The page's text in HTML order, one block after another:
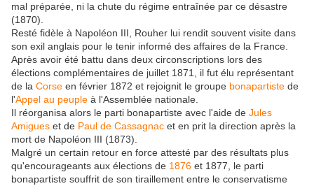
mal préparée, ni la chute du régime entraînée par ce désastre
(1870).
Resté fidèle à Napoléon III, Rouher lui rendit souvent visite dans
son exil anglais pour le tenir informé des affaires de la France.
Après avoir été battu dans deux circonscriptions lors des
élections complémentaires de juillet 1871, il fut élu représentant
de la Corse en février 1872 et rejoignit le groupe bonapartiste de
l'Appel au peuple à l'Assemblée nationale.
Il réorganisa alors le parti bonapartiste avec l'aide de Jules
Amigues et de Paul de Cassagnac et en prit la direction après la
mort de Napoléon III (1873).
Malgré un certain retour en force attesté par des résultats plus
qu'encourageants aux élections de 1876 et 1877, le parti
bonapartiste souffrit de son tiraillement entre le conservatisme